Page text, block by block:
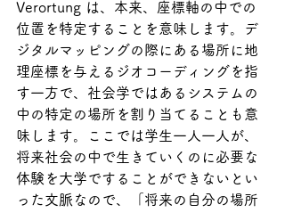
Verortung は、本来、座標軸の中での
位置を特定することを意味します。デ
ジタルマッピングの際にある場所に地
理座標を与えるジオコーディングを指
す一方で、社会学ではあるシステムの
中の特定の場所を割り当てることも意
味します。ここでは学生一人一人が、
将来社会の中で生きていくのに必要な
体験を大学ですることができないとい
った文脈なので、「将来の自分の場所